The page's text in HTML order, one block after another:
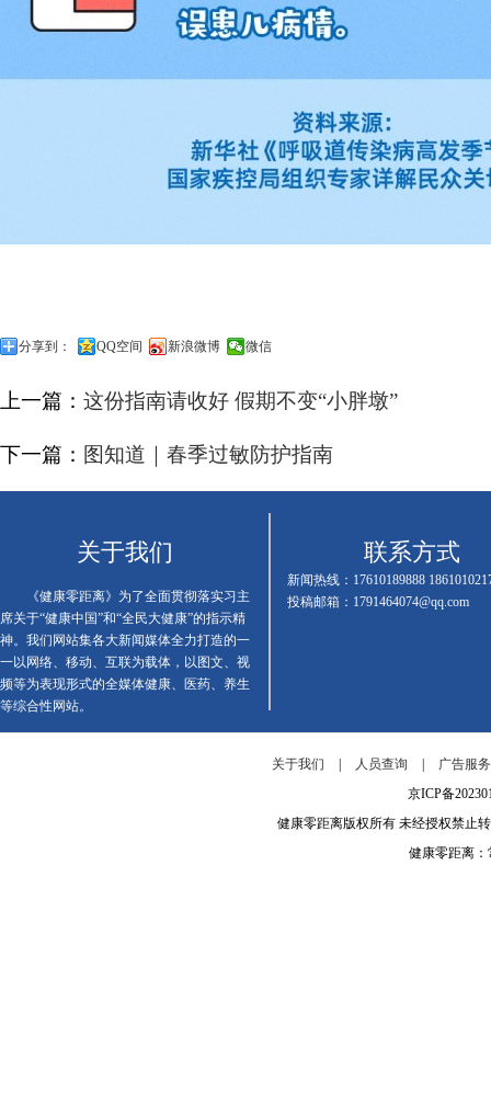
分享到： QQ空间 新浪微博 微信
上一篇： 这份指南请收好 假期不变“小胖墩”
下一篇： 图知道｜春季过敏防护指南
关于我们
《健康零距离》为了全面贯彻落实习主
席关于“健康中国”和“全民大健康”的指示精
神。我们网站集各大新闻媒体全力打造的一
一以网络、移动、互联为载体，以图文、视
频等为表现形式的全媒体健康、医药、养生
等综合性网站。
联系方式
新闻热线：17610189888
投稿邮箱：1791464074@qq.com
关于我们 人员查询
广告服
京ICP备
健康零距离版权所有 未经授权禁止
健康零距离